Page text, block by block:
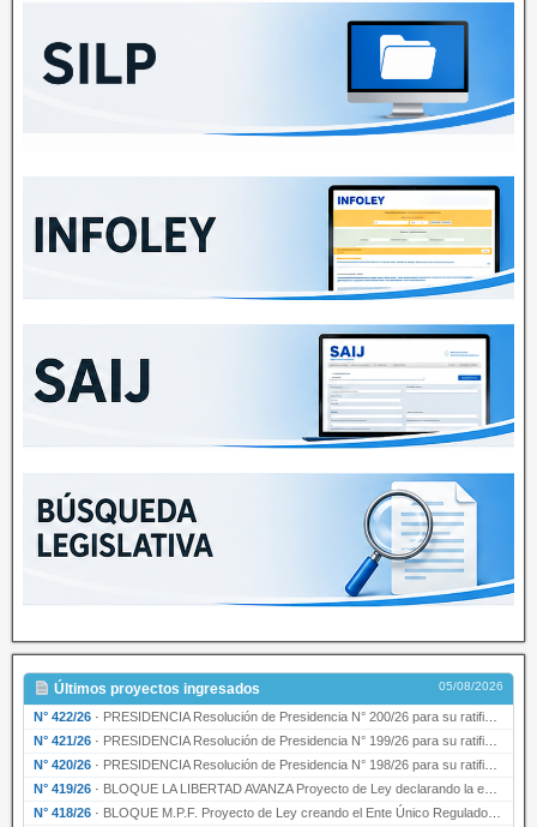
Últimos proyectos ingresados 05/08/2026
N° 422/26 · PRESIDENCIA Resolución de Presidencia N° 200/26 para su ratificación.
N° 421/26 · PRESIDENCIA Resolución de Presidencia N° 199/26 para su ratificación.
N° 420/26 · PRESIDENCIA Resolución de Presidencia N° 198/26 para su ratificación.
N° 419/26 · BLOQUE LA LIBERTAD AVANZA Proyecto de Ley declarando la esencialidad del servicio educativ…
N° 418/26 · BLOQUE M.P.F. Proyecto de Ley creando el Ente Único Regulador de servicios públicos de la …